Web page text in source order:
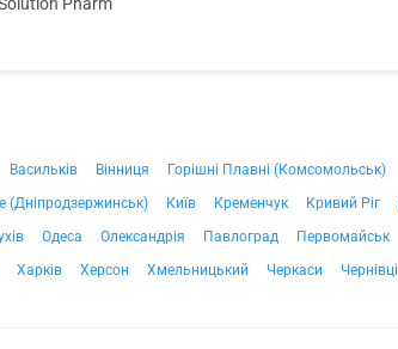
Васильків Вінниця Горішні Плавні (Комсомольськ)
(Дніпродзержинськ) Київ Кременчук Кривий Ріг
Одеса Олександрія Павлоград Первомайськ
Харків Херсон Хмельницький Черкаси Чернівці